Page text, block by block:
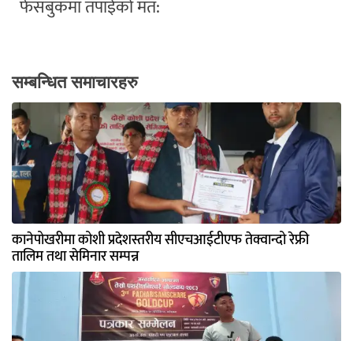
फेसबुकमा तपाईको मत:
सम्बन्धित समाचारहरु
कानेपोखरीमा कोशी प्रदेशस्तरीय सीएचआईटीएफ तेक्वान्दो रेफ्री
तालिम तथा सेमिनार सम्पन्न